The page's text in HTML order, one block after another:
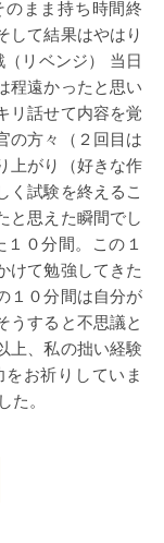
まま持ち時間終
して結果はやはり
リベンジ） 当日
程遠かったと思い
リ話せて内容を覚
の方々（２回目は
上がり（好きな作
く試験を終えるこ
と思えた瞬間でし
０分間。この１
けて勉強してきた
１０分間は自分が
うすると不思議と
上、私の拙い経験
お祈りしていま
。